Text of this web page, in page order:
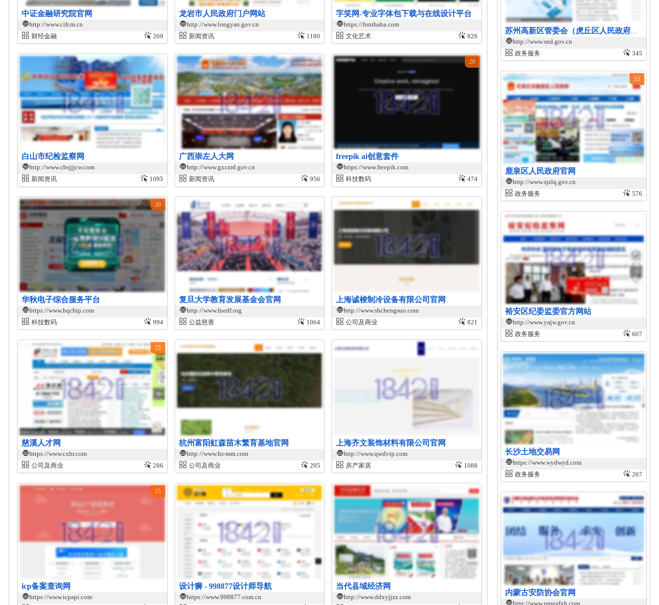
中证金融研究院官网
http://www.cifcm.cn
财经金融
269
龙岩市人民政府门户网站
http://www.longyan.gov.cn
新闻资讯
1180
字笑网-专业字体包下载与在线设计平台
https://fonthaha.com
文化艺术
826
白山市纪检监察网
http://www.cbsjjjcw.com
新闻资讯
1095
广西崇左人大网
http://www.gxczrd.gov.cn
新闻资讯
956
freepik ai创意套件
https://www.freepik.com
科技数码
474
20
华秋电子综合服务平台
https://www.hqchip.com
科技数码
994
20
复旦大学教育发展基金会官网
http://www.fuedf.org
公益慈善
1064
上海诚梭制冷设备有限公司官网
http://www.shchengsuo.com
公司及商业
821
慈溪人才网
https://www.cxhr.com
公司及商业
286
25
杭州富阳虹森苗木繁育基地官网
http://www.hs-mm.com
公司及商业
295
上海齐文装饰材料有限公司官网
http://www.qwdvip.com
房产家居
1088
icp备案查询网
https://www.icpapi.com
15
设计狮 - 998877设计师导航
https://www.998877.com.cn
当代县域经济网
http://www.ddxyjjzz.com
http://www.snd.gov.cn
政务服务
345
鹿泉区人民政府官网
http://www.sjzlq.gov.cn
政务服务
576
15
裕安区纪委监委官方网站
http://www.yajw.gov.cn
政务服务
607
长沙土地交易网
https://www.wydwyd.com
政务服务
267
内蒙古安防协会官网
http://www.nmgafxh.com